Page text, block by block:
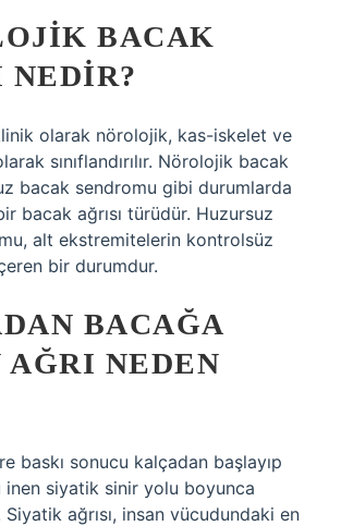
BACAK
NEDIR?
olarak nörolojik, kas-iskelet ve
sınıflandırılır. Nörolojik bacak
bacak sendromu gibi durumlarda
bacak ağrısı türüdür. Huzursuz
alt ekstremitelerin kontrolsüz
bir durumdur.
BACAĞA
AĞRI NEDEN
baskı sonucu kalçadan başlayıp
inen siyatik sinir yolu boyunca
Siyatik ağrısı, insan vücudundaki en